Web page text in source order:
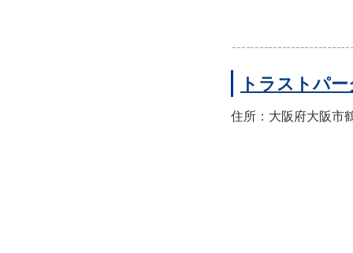
トラストパ
住所：大阪府大阪市